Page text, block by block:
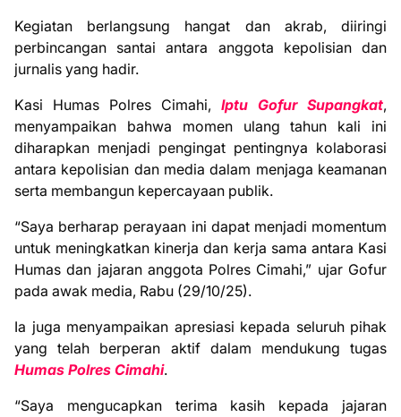
Kegiatan berlangsung hangat dan akrab, diiringi
perbincangan santai antara anggota kepolisian dan
jurnalis yang hadir.
Kasi Humas Polres Cimahi, Iptu Gofur Supangkat,
menyampaikan bahwa momen ulang tahun kali ini
diharapkan menjadi pengingat pentingnya kolaborasi
antara kepolisian dan media dalam menjaga keamanan
serta membangun kepercayaan publik.
“Saya berharap perayaan ini dapat menjadi momentum
untuk meningkatkan kinerja dan kerja sama antara Kasi
Humas dan jajaran anggota Polres Cimahi,” ujar Gofur
pada awak media, Rabu (29/10/25).
Ia juga menyampaikan apresiasi kepada seluruh pihak
yang telah berperan aktif dalam mendukung tugas
Humas Polres Cimahi.
“Saya mengucapkan terima kasih kepada jajaran